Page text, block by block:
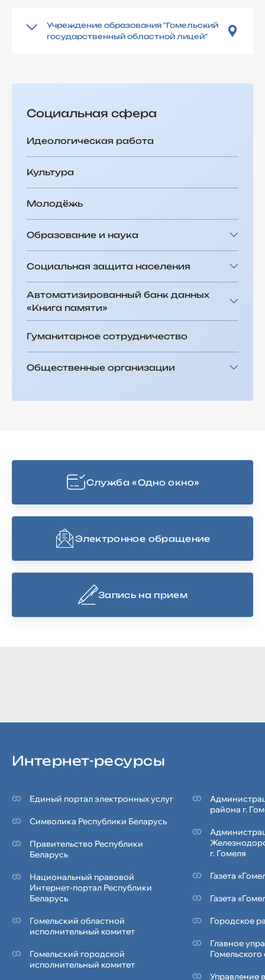
Учреждение образования "Гомельский
государственный областной лицей"
Социальная сфера
Идеологическая работа
Культура
Молодёжь
Образование и наука
Социальная защита населения
Автоматизированный банк данных
«Книга памяти»
Гуманитарное сотрудничество
Общественные организации
Cлужба «Одно окно»
Электронное обращение
Запись на прием
Интернет-ресурсы
Единый портал электронных услуг
Символика Реcпублики Беларусь
Правительство Республики
Беларусь
Национальный правовой
Интернет-портал Республики
Беларусь
Гомельский областной
исполнительный комитет
Гомельский городской
исполнительный комитет
района г.
г. Гомеля
Газета
Газета
Городское
Главное
Управление